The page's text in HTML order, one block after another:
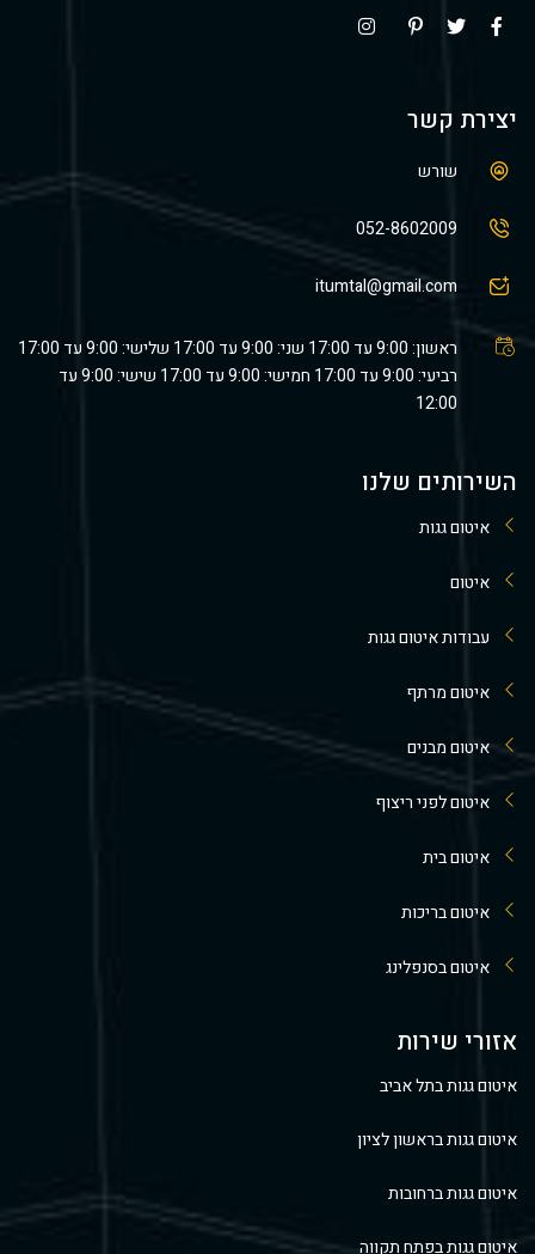
יצירת קשר
שורש
052-8602009
itumtal@gmail.com
ראשון: 9:00 עד 17:00 שני: 9:00 עד 17:00 שלישי: 9:00 עד 17:00
רביעי: 9:00 עד 17:00 חמישי: 9:00 עד 17:00 שישי: 9:00 עד
12:00
השירותים שלנו
איטום גגות
איטום
עבודות איטום גגות
איטום מרתף
איטום מבנים
איטום לפני ריצוף
איטום בית
איטום בריכות
איטום בסנפלינג
אזורי שירות
איטום גגות בתל אביב
איטום גגות בראשון לציון
איטום גגות ברחובות
איטום גגות בפתח תקווה